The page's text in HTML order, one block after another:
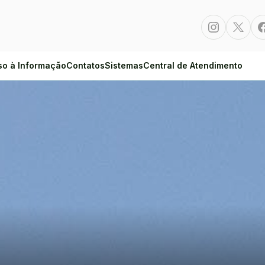
Instagram
à InformaçãoContatosSistemasCentral de Atendimento